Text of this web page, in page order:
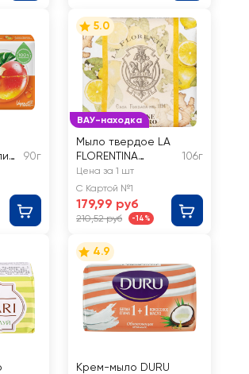
90г
ВАУ-находка
5.0
Мыло твердое LA
FLORENTINA
Фруктовые сады
Лимон и имбирь
106г
Цена за 1 шт
С Картой №1
179,99 руб
210,52 руб -14%
4.9
Крем-мыло DURU